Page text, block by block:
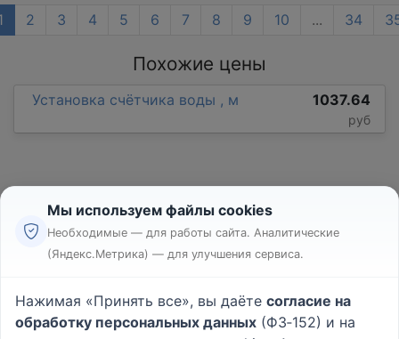
2 3 4 5 6 7 8 9 10 ... 34
Похожие цены
Установка счётчика воды , м 1037.64
руб
Реклама
Пользовательское соглашение
Политика конфиденциальности
Мы используем файлы cookies
Необходимые — для работы сайта. Аналитические
(Яндекс.Метрика) — для улучшения сервиса.
Нажимая «Принять все», вы даёте согласие на
обработку персональных данных (ФЗ‑152) и на